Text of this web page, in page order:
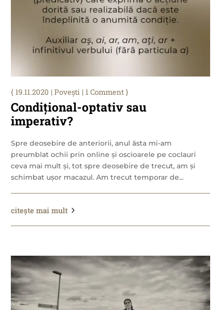
Condițional-optativ sau
imperativ?
19.11.2020 |Povești | 1 Comment
Spre deosebire de anteriorii, anul ăsta mi-am
preumblat ochii prin online și oscioarele pe coclauri
ceva mai mult și, tot spre deosebire de trecut, am și
schimbat ușor macazul. Am trecut temporar de...
citește mai mult